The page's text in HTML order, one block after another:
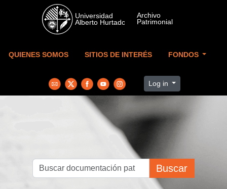
Skip to main content
QUIENES SOMOS SITIOS DE INTERÉS FONDOS
Log in
Buscar